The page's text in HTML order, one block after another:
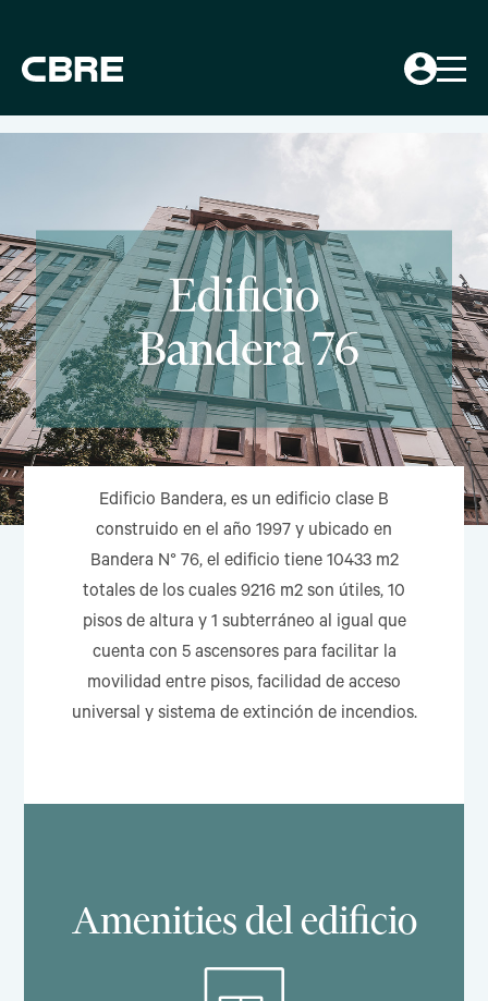
Edificio Bandera, es un edificio clase B
construido en el año 1997 y ubicado en
Bandera N° 76, el edificio tiene 10433 m2
totales de los cuales 9216 m2 son útiles, 10
pisos de altura y 1 subterráneo al igual que
cuenta con 5 ascensores para facilitar la
movilidad entre pisos, facilidad de acceso
universal y sistema de extinción de incendios.
Amenities del edificio